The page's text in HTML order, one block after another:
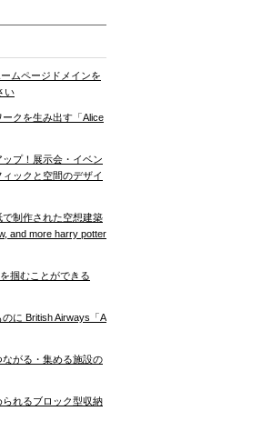
ムページドメインを
い
クを生み出す「Alice
プ！展示会・イベン
ックと空間のデザイ
制作された空想建築
and more harry potter
掴むことができる
に British Airways「A
がる・集める施設の
れるブロック型収納